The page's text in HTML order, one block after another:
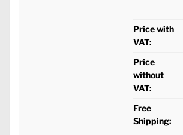
Price with
VAT:
Price
without
VAT:
Free
Shipping: